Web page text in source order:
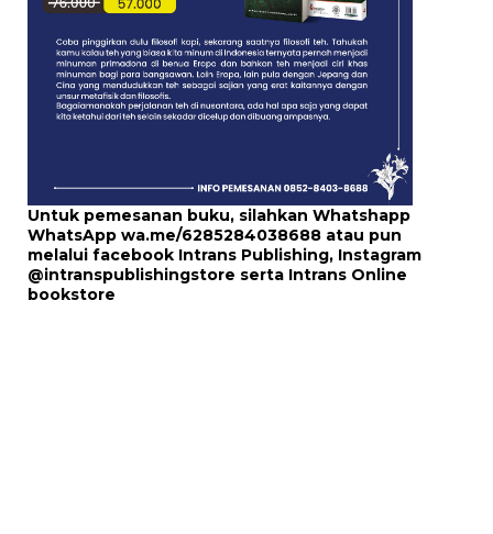
Untuk pemesanan buku, silahkan Whatshapp
WhatsApp wa.me/6285284038688 atau pun
melalui facebook Intrans Publishing, Instagram
@intranspublishingstore serta Intrans Online
bookstore